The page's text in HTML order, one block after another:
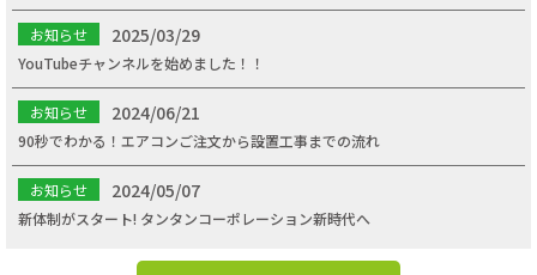
お知らせ 2025/03/29
YouTubeチャンネルを始めました！！
お知らせ 2024/06/21
90秒でわかる！エアコンご注文から設置工事までの流れ
お知らせ 2024/05/07
新体制がスタート! タンタンコーポレーション新時代へ